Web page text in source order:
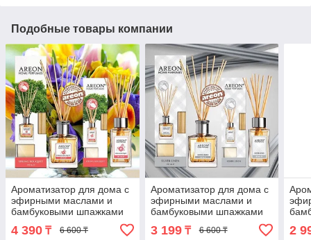
Подобные товары компании
Ароматизатор для дома с
эфирными маслами и
бамбуковыми шпажками
AREON (Весенний букет /
85 мл)
4 390 ₸ 6 600 ₸
Ароматизатор для дома с
эфирными маслами и
бамбуковыми шпажками
бельё / 85 мл)
3 199₸ 6 600 ₸
/ 85
2